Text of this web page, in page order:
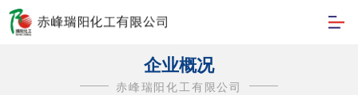
企业概况
赤峰瑞阳化工有限公司